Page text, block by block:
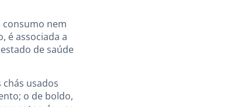
consumo nem
é associada a
de saúde
chás usados
o de boldo,